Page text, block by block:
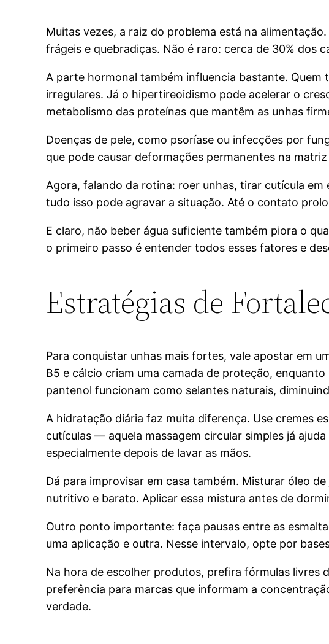
Muitas vezes, a raiz do problema está na
frágeis e quebradiças. Não é raro: cerca de 30% dos
A parte hormonal também influencia bastante.
irregulares. Já o hipertireoidismo pode acelerar o
metabolismo das proteínas que mantêm as unhas
Doenças de pele, como psoríase ou infecções por
que pode causar deformações permanentes na
Agora, falando da rotina: roer unhas, tirar cutícula
tudo isso pode agravar a situação. Até o contato
E claro, não beber água suficiente também piora o
o primeiro passo é entender todos esses fatores e
Estratégias de
Para conquistar unhas mais fortes, vale apostar em
B5 e cálcio criam uma camada de proteção,
pantenol funcionam como selantes naturais,
A hidratação diária faz muita diferença. Use cremes
cutículas — aquela massagem circular simples já
especialmente depois de lavar as mãos.
Dá para improvisar em casa também. Misturar óleo
nutritivo e barato. Aplicar essa mistura antes de
Outro ponto importante: faça pausas entre as
uma aplicação e outra. Nesse intervalo, opte por
Na hora de escolher produtos, prefira fórmulas livres
preferência para marcas que informam a
verdade.